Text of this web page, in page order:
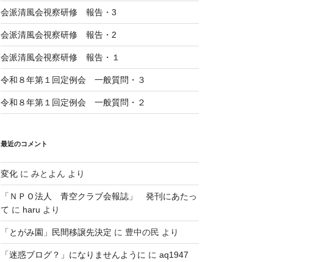
会派清風会視察研修 報告・3
会派清風会視察研修 報告・2
会派清風会視察研修 報告・１
令和８年第１回定例会 一般質問・３
令和８年第１回定例会 一般質問・２
最近のコメント
変化に みとよん より
「ＮＰＯ法人 青空クラブ会報誌」 発刊にあたっ
て に haru より
「とがみ園」民間移譲先決定 に 豊中の民 より
「迷惑ブログ？」になりませんように に aq1947